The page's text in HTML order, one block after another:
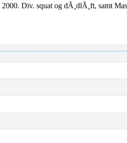
Div. squat og dÃ¸dlÃ¸ft, samt